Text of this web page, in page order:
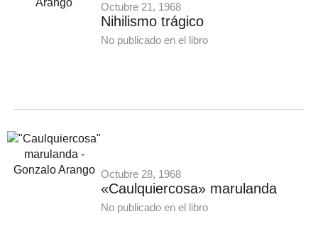
Octubre 21, 1968
Nihilismo trágico
No publicado en el libro
Octubre 28, 1968
«Caulquiercosa» marulanda
No publicado en el libro